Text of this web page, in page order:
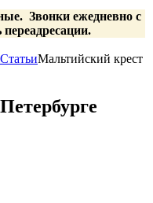
Звонки ежедневно с
СтатьиМальтийский крест